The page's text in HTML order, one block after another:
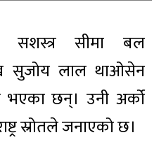
सशस्त्र सीमा बल
सुजोय लाल थाओसेन
छन्। उनी अर्को
स्रोतले जनाएको छ।